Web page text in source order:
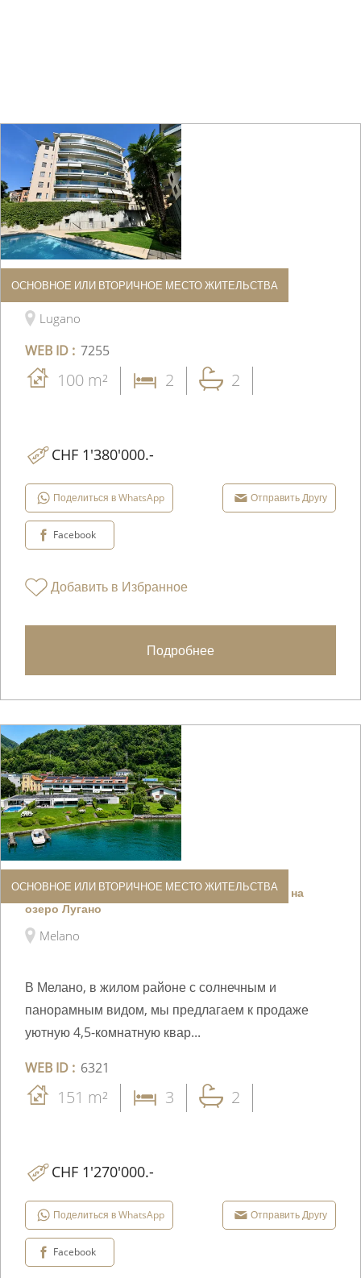
ОСНОВНОЕ ИЛИ ВТОРИЧНОЕ МЕСТО ЖИТЕЛЬСТВА
Квартира
Lugano
WEB ID : 7255
100 m² 2 2
CHF 1'380'000.-
Поделиться в WhatsApp Отправить Другу
Facebook
Добавить в Избранное
Подробнее
ОСНОВНОЕ ИЛИ ВТОРИЧНОЕ МЕСТО ЖИТЕЛЬСТВА
Изысканная квартира с великолепным видом на
озеро Лугано
Melano
В Мелано, в жилом районе с солнечным и
панорамным видом, мы предлагаем к продаже
уютную 4,5-комнатную квар...
WEB ID : 6321
151 m² 3 2
CHF 1'270'000.-
Поделиться в WhatsApp Отправить Другу
Facebook